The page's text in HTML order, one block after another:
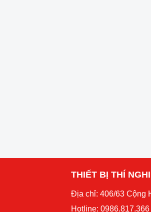
THIẾT BỊ THÍ
Địa chỉ: 406/63 Cộng
Hotline: 0986.817.366